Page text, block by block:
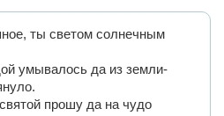
ты светом солнечным
умывалось да из земли-
прошу да на чудо